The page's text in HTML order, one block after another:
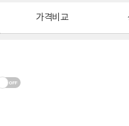
가격비교